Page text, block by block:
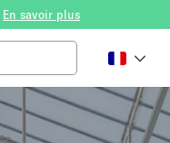
En savoir plus